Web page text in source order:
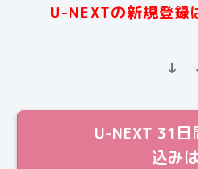
U-NEXTの新規登録
↓
U-NEXT 31
込み